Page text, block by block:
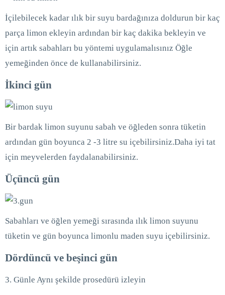
İçilebilecek kadar ılık bir suyu bardağınıza doldurun bir kaç
parça limon ekleyin ardından bir kaç dakika bekleyin ve
için artık sabahları bu yöntemi uygulamalısınız Öğle
yemeğinden önce de kullanabilirsiniz.
İkinci gün
Bir bardak limon suyunu sabah ve öğleden sonra tüketin
ardından gün boyunca 2 -3 litre su içebilirsiniz.Daha iyi tat
için meyvelerden faydalanabilirsiniz.
Üçüncü gün
Sabahları ve öğlen yemeği sırasında ılık limon suyunu
tüketin ve gün boyunca limonlu maden suyu içebilirsiniz.
Dördüncü ve beşinci gün
3. Günle Aynı şekilde prosedürü izleyin